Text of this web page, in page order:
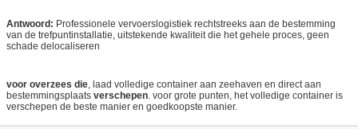
Antwoord: Professionele vervoerslogistiek rechtstreeks aan de bestemming
van de trefpuntinstallatie, uitstekende kwaliteit die het gehele proces, geen
schade delocaliseren
voor overzees die, laad volledige container aan zeehaven en direct aan
bestemmingsplaats verschepen. voor grote punten, het volledige container is
verschepen de beste manier en goedkoopste manier.